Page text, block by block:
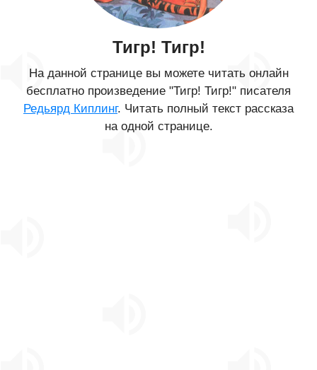
Тигр! Тигр!
На данной странице вы можете читать онлайн
бесплатно произведение "Тигр! Тигр!" писателя
Редьярд Киплинг. Читать полный текст рассказа
на одной странице.